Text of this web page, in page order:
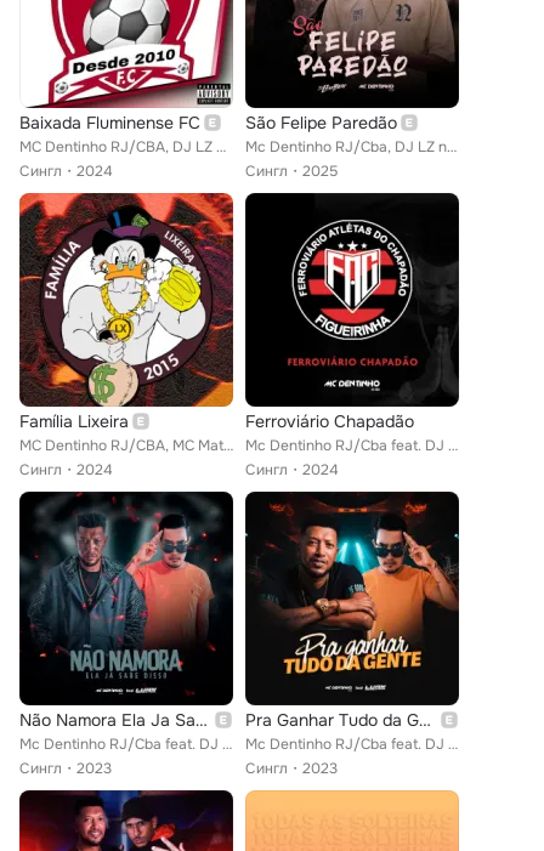
Baixada Fluminense FC
MC Dentinho RJ/CBA, DJ LZ no Beat
Сингл
2024
São Felipe Paredão
Mc Dentinho RJ/Cba, DJ LZ no Beat
Сингл
2025
Família Lixeira
MC Dentinho RJ/CBA, MC Matheusinho, DJ LZ no Beat
Сингл
2024
Ferroviário Chapadão
Mc Dentinho RJ/Cba feat. DJ LUAN INDISCUTIVEL
Сингл
2024
Não Namora Ela Ja Sabe Disso
Mc Dentinho RJ/Cba feat. DJ LUAN INDISCUTIVEL
Сингл
2023
Pra Ganhar Tudo da Gente
Mc Dentinho RJ/Cba feat. DJ LUAN INDISCUTIVEL
Сингл
2023